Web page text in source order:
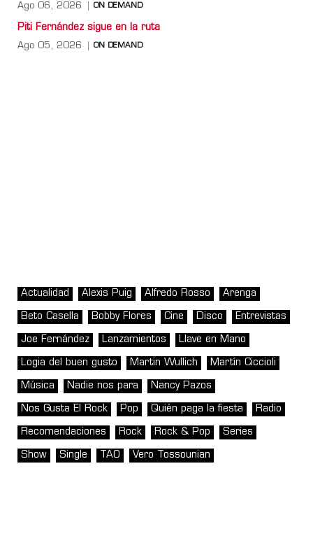
Ago 06, 2026 ON DEMAND
Piti Fernández sigue en la ruta
Ago 05, 2026 ON DEMAND
Actualidad Alexis Puig Alfredo Rosso Arenga
Beto Casella Bobby Flores Cine Disco Entrevistas
Joe Fernández Lanzamientos Llave en Mano
Logia del buen gusto Martin Wullich Martín Ciccioli
Música Nadie nos para Nancy Pazos
Nos Gusta El Rock Pop Quién paga la fiesta Radio
Recomendaciones Rock Rock & Pop Series
Show Single TAO Vero Tossounian